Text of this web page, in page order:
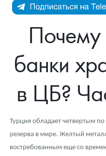
Каталог Монет
Инвестиционные монеты
Монеты Россия и СССР
Памятные и старинные монеты
Памятные монеты России и СССР
Монеты Царской России
Монеты стран мира после
Монеты и жетоны ЗМД
Георгий Победоносец
Золотой червонец Сеятель
Золотые слитки
Инфо
Как сделать заказ
Подлинность монет
Гарантии
Выкуп монет
Выкуп серебряных монет
Вопрос - ответ
Услуги
Информация
Распродажа монет и жетонов
Аналитика и события
Итоги 2025 года. Прогноз
2026 год
Cтатьи
Георгий Победоносец - динамика
Котировки
Курс золота и серебра
Лом выкуп
Контакты
О нас
Почему
банки
в ЦБ?
Турция обладает четвертым
резерва в мире. Желтый
востребованным еще со